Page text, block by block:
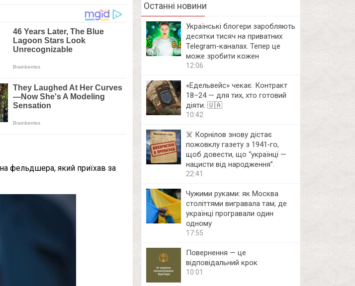
фельдшера, який приїхав за
Останні новини
Українські блогери заробляють
десятки тисяч на приватних
Telegram-каналах. Тепер це
може зробити кожен
12:06
«Едельвейс» чекає. Контракт
18–24 — для тих, хто готовий
діяти. 🇺🇦
10:42
☠️ Корнілов знову дістає
пожовклу газету з 1941‑го,
щоб довести, що “українці —
нацисти від народження”.
22:41
Чужими руками: як Москва
століттями вигравала там, де
українці програвали один
одному
17:55
Повернення — це
відповідальний крок
10:01